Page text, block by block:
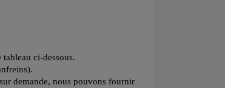
ci-dessous.
demande, nous pouvons fournir